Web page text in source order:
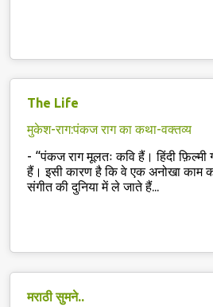
The Life
मुकेश-राग:पंकज राग का कथा-वक्तव्य
- “पंकज राग मूलतः कवि हैं। हिंदी फ़िल्मी
हैं। इसी कारण है कि वे एक अनोखा
संगीत की दुनिया में ले जाते हैं...
मराठी सुमने..